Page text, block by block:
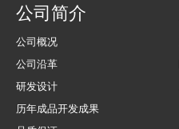
公司简介
公司概况
公司沿革
研发设计
历年成品开发成果